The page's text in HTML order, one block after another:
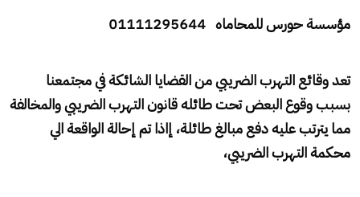
مؤسسة حورس للمحاماه 01111295644
تعد وقائع التهرب الضريبي من القضايا الشائكة في مجتمعنا
بسبب وقوع البعض تحت طائله قانون التهرب الضريبي والمخالفة
مما يترتب عليه دفع مبالغ طائلة، إاذا تم إحالة الواقعة الي
محكمة التهرب الضريبي،